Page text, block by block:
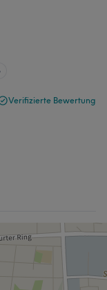
Verifizierte Bewertung